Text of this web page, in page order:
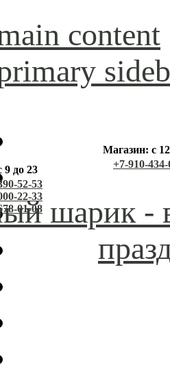
content
до 23
52-53
22-33
01-08
Магазин: с
+7-910-